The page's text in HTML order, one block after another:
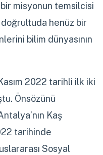
misyonun temsilcisi
henüz bir
bilim dünyasının
2022 tarihli ilk iki
Önsözünü
Kaş
tarihinde
Sosyal